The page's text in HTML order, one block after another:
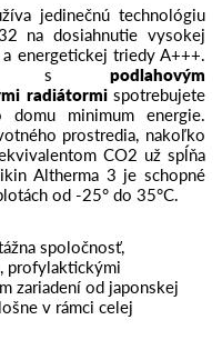
jedinečnú technológiu
na dosiahnutie vysokej
energetickej triedy A+++.
s podlahovým
radiátormi spotrebujete
domu minimum energie.
prostredia, nakoľko
CO2 už spĺňa
Altherma 3 je schopné
od -25° do 35°C.
spoločnosť,
profylaktickými
zariadení od japonskej
v rámci celej